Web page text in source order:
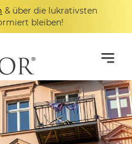
& über die lukrativsten
bleiben!